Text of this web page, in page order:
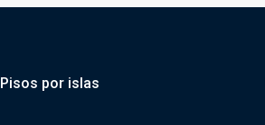
Pisos por islas